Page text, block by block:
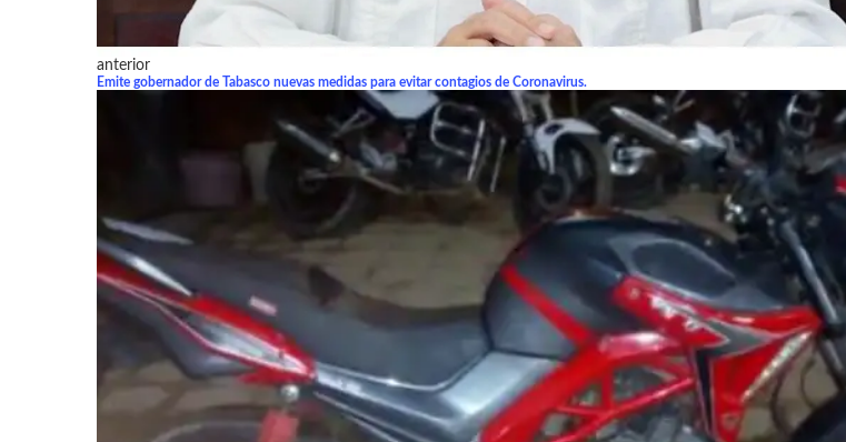
anterior
Emite gobernador de Tabasco nuevas medidas para evitar contagios de Coronavirus.